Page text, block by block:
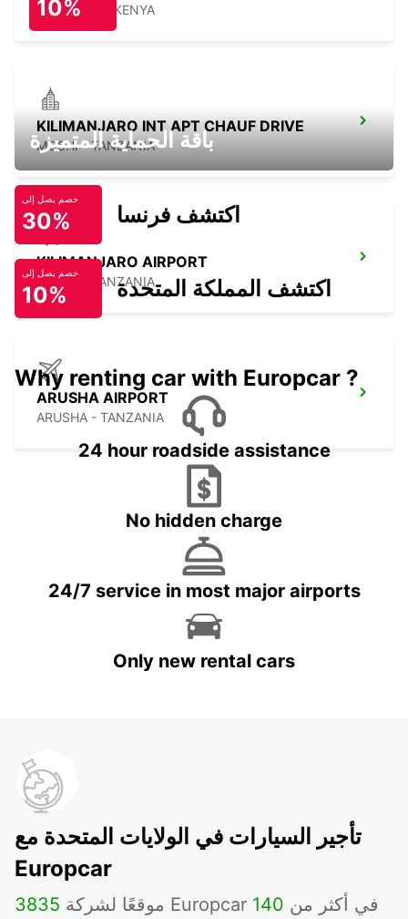
MOMBASA - KENYA
KILIMANJARO INT APT CHAUF DRIVE
MOSHI - TANZANIA
KILIMANJARO AIRPORT
MOSHI - TANZANIA
ARUSHA AIRPORT
ARUSHA - TANZANIA
10%
باقة الحماية المتميزة
خصم يصل إلى
30% اكتشف فرنسا
خصم يصل إلى
10% اكتشف المملكة المتحدة
Why renting car with Europcar ?
24 hour roadside assistance
No hidden charge
24/7 service in most major airports
Only new rental cars
تأجير السيارات في الولايات المتحدة مع
Europcar
3835 موقعًا لشركة Europcar في أكثر من 140